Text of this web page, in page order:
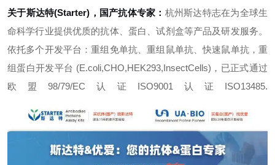
关于斯达特(Starter)，国产抗体专家： 杭州斯达特志在为全球生
命科学行业提供优质的抗体、蛋白、试剂盒等产品及研发服务。
依托多个开发平台：重组免单抗、重组鼠单抗、快速鼠单抗，重
组蛋白开发平台 (E.coli,CHO,HEK293,InsectCells)，已正式通过
欧盟98/79/EC认证ISO9001认证ISO13485.